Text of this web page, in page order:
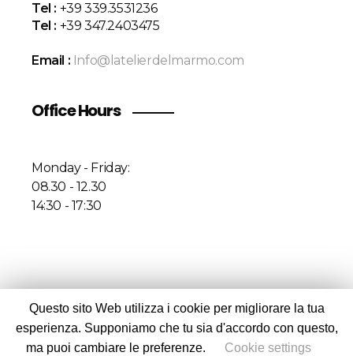
Tel : +39 339.3531236
Tel : +39 347.2403475
Email : Info@latelierdelmarmo.com
Office Hours
Monday - Friday:
08.30 - 12.30
14:30 - 17:30
© 2020 Atelier Del Marmo Srl. All rights reserved |
P.IVA IT 04723200269
Questo sito Web utilizza i cookie per migliorare la tua
esperienza. Supponiamo che tu sia d'accordo con questo,
ma puoi cambiare le preferenze.
Cookie settings